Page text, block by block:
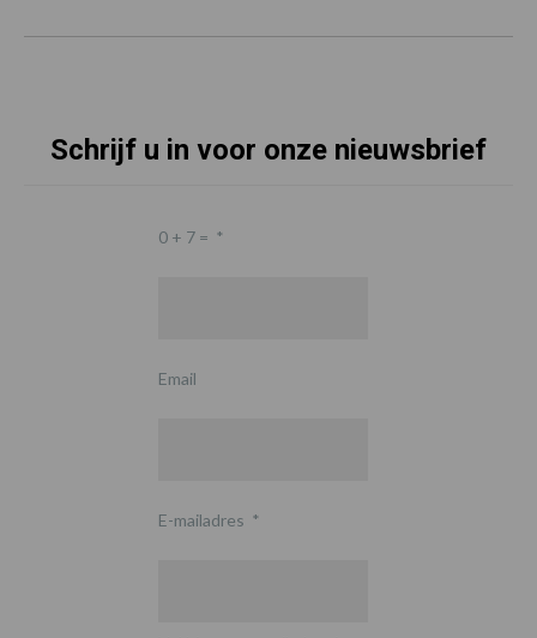
Schrijf u in voor onze nieuwsbrief
0 + 7 = *
Email
E-mailadres *